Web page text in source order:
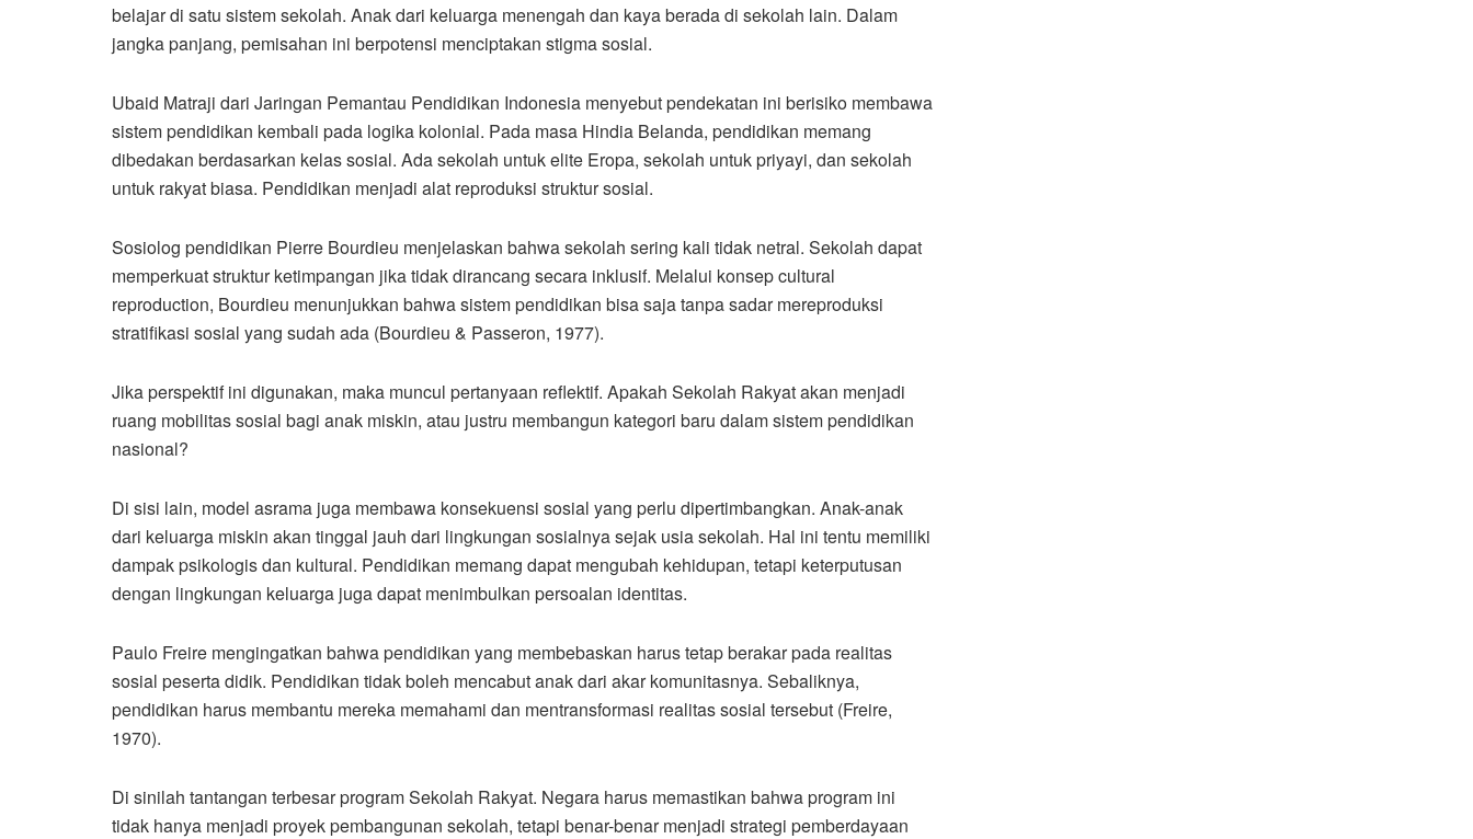
belajar di satu sistem sekolah. Anak dari keluarga menengah dan kaya berada di sekolah lain. Dalam
jangka panjang, pemisahan ini berpotensi menciptakan stigma sosial.
Ubaid Matraji dari Jaringan Pemantau Pendidikan Indonesia menyebut pendekatan ini berisiko membawa
sistem pendidikan kembali pada logika kolonial. Pada masa Hindia Belanda, pendidikan memang
dibedakan berdasarkan kelas sosial. Ada sekolah untuk elite Eropa, sekolah untuk priyayi, dan sekolah
untuk rakyat biasa. Pendidikan menjadi alat reproduksi struktur sosial.
Sosiolog pendidikan Pierre Bourdieu menjelaskan bahwa sekolah sering kali tidak netral. Sekolah dapat
memperkuat struktur ketimpangan jika tidak dirancang secara inklusif. Melalui konsep cultural
reproduction, Bourdieu menunjukkan bahwa sistem pendidikan bisa saja tanpa sadar mereproduksi
stratifikasi sosial yang sudah ada (Bourdieu & Passeron, 1977).
Jika perspektif ini digunakan, maka muncul pertanyaan reflektif. Apakah Sekolah Rakyat akan menjadi
ruang mobilitas sosial bagi anak miskin, atau justru membangun kategori baru dalam sistem pendidikan
nasional?
Di sisi lain, model asrama juga membawa konsekuensi sosial yang perlu dipertimbangkan. Anak-anak
dari keluarga miskin akan tinggal jauh dari lingkungan sosialnya sejak usia sekolah. Hal ini tentu memiliki
dampak psikologis dan kultural. Pendidikan memang dapat mengubah kehidupan, tetapi keterputusan
dengan lingkungan keluarga juga dapat menimbulkan persoalan identitas.
Paulo Freire mengingatkan bahwa pendidikan yang membebaskan harus tetap berakar pada realitas
sosial peserta didik. Pendidikan tidak boleh mencabut anak dari akar komunitasnya. Sebaliknya,
pendidikan harus membantu mereka memahami dan mentransformasi realitas sosial tersebut (Freire,
1970).
Di sinilah tantangan terbesar program Sekolah Rakyat. Negara harus memastikan bahwa program ini
tidak hanya menjadi proyek pembangunan sekolah, tetapi benar-benar menjadi strategi pemberdayaan